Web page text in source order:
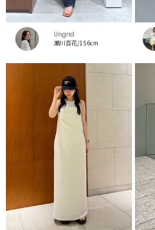
Ungrid
瀬川百花/156cm